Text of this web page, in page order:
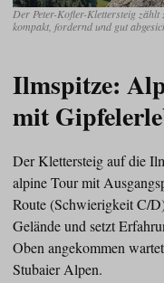
Der Peter-Kofler-Klettersteig zählt
kompakt, fordernd und gut
Ilmspitze:
mit
Der Klettersteig auf die
alpine Tour mit
Route (Schwierigkeit C/
Gelände und setzt
Oben angekommen
Stubaier Alpen.